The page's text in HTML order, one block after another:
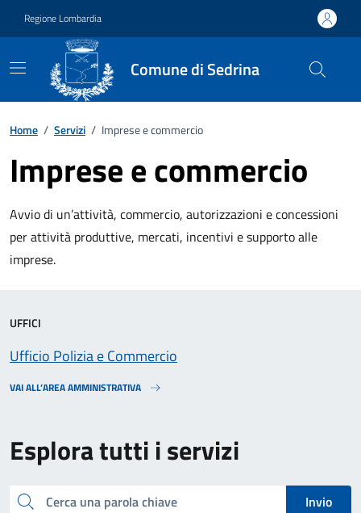
Regione Lombardia
Comune di Sedrina
Home / Servizi / Imprese e commercio
Imprese e commercio
Avvio di un’attività, commercio, autorizzazioni e concessioni
per attività produttive, mercati, incentivi e supporto alle
imprese.
Esplora tutti i servizi
Cerca una parola chiave
Invio
UFFICI
Ufficio Polizia e Commercio
VAI ALL’AREA AMMINISTRATIVA